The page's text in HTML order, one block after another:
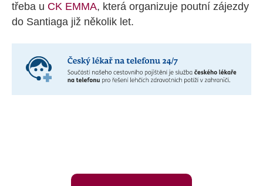
třeba u CK EMMA, která organizuje poutní zájezdy
do Santiaga již několik let.